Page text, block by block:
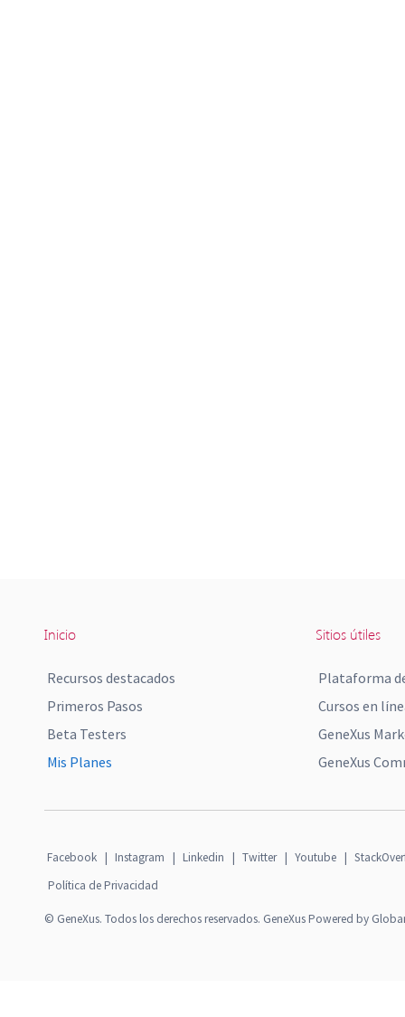
Inicio
Recursos destacados
Primeros Pasos
Beta Testers
Mis Planes
Sitios útiles
Plataforma
Cursos en
GeneXus
GeneXus
Facebook | Instagram | Linkedin | Twitter | Youtube |
Política de Privacidad
© GeneXus. Todos los derechos reservados. GeneXus Powered by